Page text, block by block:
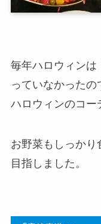
毎年ハロウィンは
っていなかった
ハロウィンのコー
お野菜もしっかり
目指しました。